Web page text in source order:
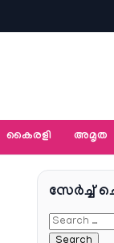
കൈരളി അമൃത
സേര്‍ച്ച്‌